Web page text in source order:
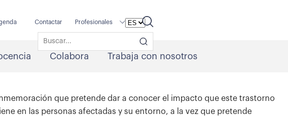
Contactar Profesionales
Colabora Trabaja con nosotros
que pretende dar a conocer el impacto que este trastorno
en las personas afectadas y su entorno, a la vez que pretende